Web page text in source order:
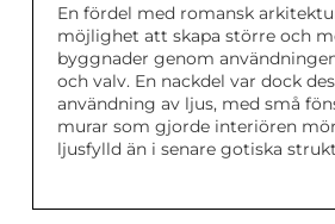
En fördel med romansk
möjlighet att skapa större och
byggnader genom
och valv. En nackdel var dock
användning av ljus, med små
murar som gjorde interiören
ljusfylld än i senare gotiska